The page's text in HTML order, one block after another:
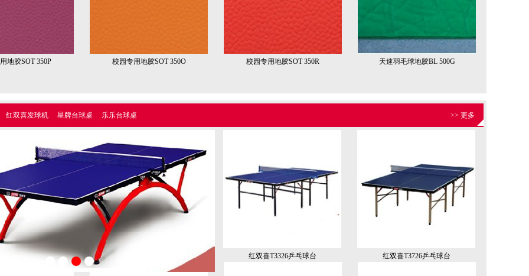
地胶SOT 350P 校园专用地胶SOT 350O 校园专用地胶SOT 350R 天速羽毛球地胶BL 500G
红双喜发球机 星牌台球桌 乐乐台球桌 >> 更多
红双喜T3326乒乓球台 红双喜T3726乒乓球台